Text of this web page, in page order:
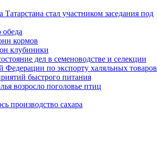
Татарстана стал участником заседания под
кормов
клубиники
дел в семеноводстве и селекции
Федерации по экспорту халяльных товаров
быстрого питания
возросло поголовье птиц
производство сахара